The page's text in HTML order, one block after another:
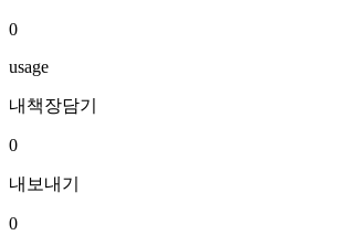
0
usage
내책장담기
0
내보내기
0